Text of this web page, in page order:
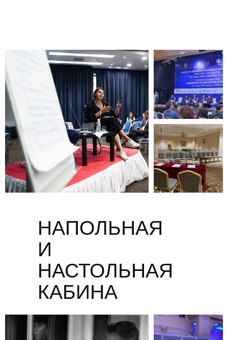
НАПОЛЬНАЯ
И
НАСТОЛЬНАЯ
КАБИНА